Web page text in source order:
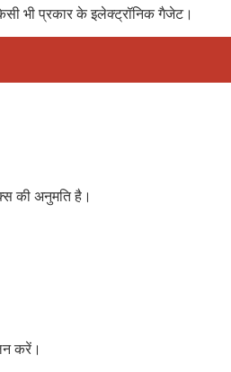
भी प्रकार के इलेक्ट्रॉनिक गैजेट।
की अनुमति है।
करें।